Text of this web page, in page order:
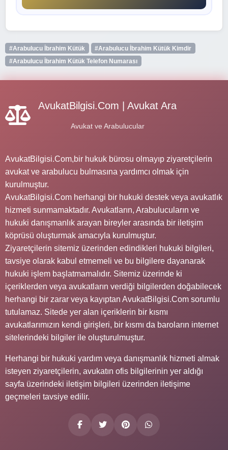
#Arabulucu İbrahim Kütük
#Arabulucu İbrahim Kütük Kimdir
#Arabulucu İbrahim Kütük Telefon Numarası
AvukatBilgisi.Com | Avukat Ara
Avukat ve Arabulucular
AvukatBilgisi.Com,bir hukuk bürosu olmayıp ziyaretçilerin
avukat ve arabulucu bulmasına yardımcı olmak için
kurulmuştur.
AvukatBilgisi.Com herhangi bir hukuki destek veya avukatlık
hizmeti sunmamaktadır. Avukatların, Arabulucuların ve
hukuki danışmanlık arayan bireyler arasında bir iletişim
köprüsü oluşturmak amacıyla kurulmuştur.
Ziyaretçilerin sitemiz üzerinden edindikleri hukuki bilgileri,
tavsiye olarak kabul etmemeli ve bu bilgilere dayanarak
hukuki işlem başlatmamalıdır. Sitemiz üzerinde ki
içeriklerden veya avukatların verdiği bilgilerden doğabilecek
herhangi bir zarar veya kayıptan AvukatBilgisi.Com sorumlu
tutulamaz. Sitede yer alan içeriklerin bir kısmı
avukatlarımızın kendi girişleri, bir kısmı da baroların internet
sitelerindeki bilgiler ile oluşturulmuştur.
Herhangi bir hukuki yardım veya danışmanlık hizmeti almak
isteyen ziyaretçilerin, avukatın ofis bilgilerinin yer aldığı
sayfa üzerindeki iletişim bilgileri üzerinden iletişime
geçmeleri tavsiye edilir.